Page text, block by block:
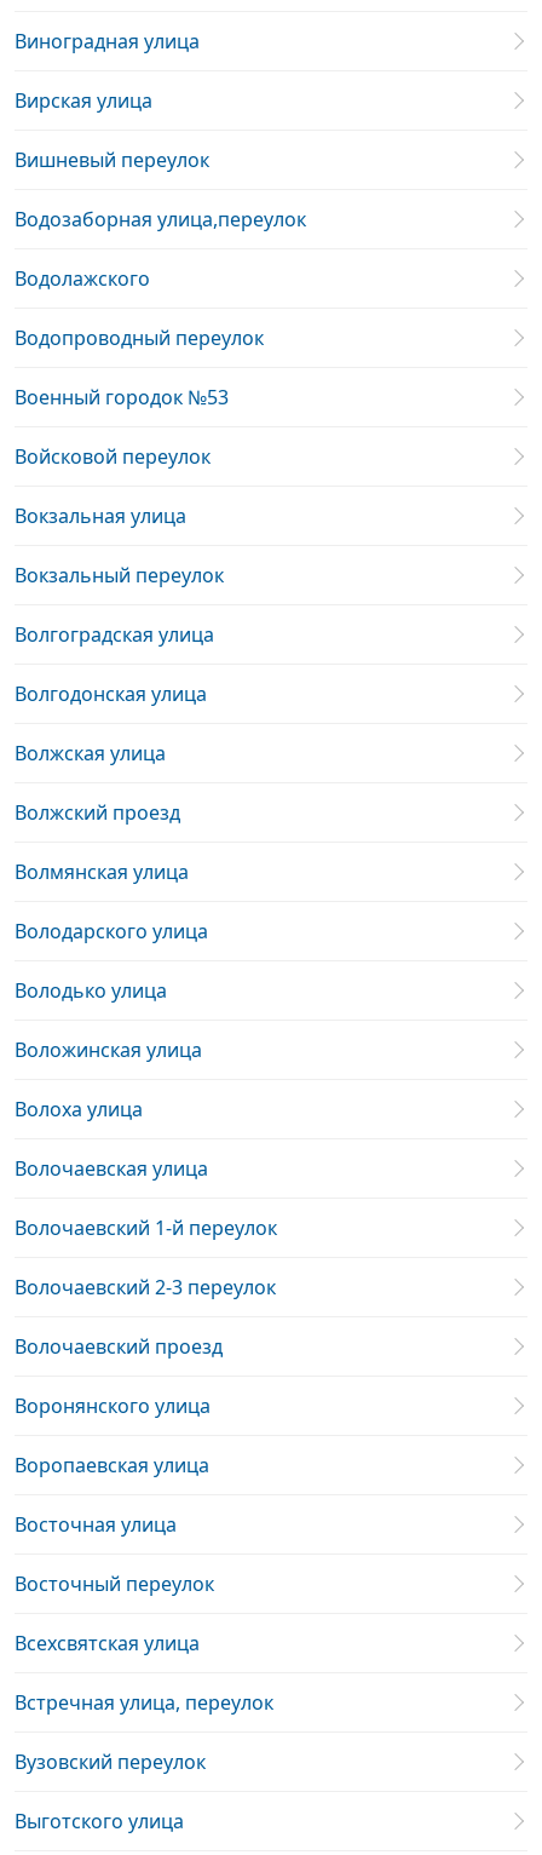
Виноградная улица
Вирская улица
Вишневый переулок
Водозаборная улица,переулок
Водолажского
Водопроводный переулок
Военный городок №53
Войсковой переулок
Вокзальная улица
Вокзальный переулок
Волгоградская улица
Волгодонская улица
Волжская улица
Волжский проезд
Волмянская улица
Володарского улица
Володько улица
Воложинская улица
Волоха улица
Волочаевская улица
Волочаевский 1-й переулок
Волочаевский 2-3 переулок
Волочаевский проезд
Воронянского улица
Воропаевская улица
Восточная улица
Восточный переулок
Всехсвятская улица
Встречная улица, переулок
Вузовский переулок
Выготского улица